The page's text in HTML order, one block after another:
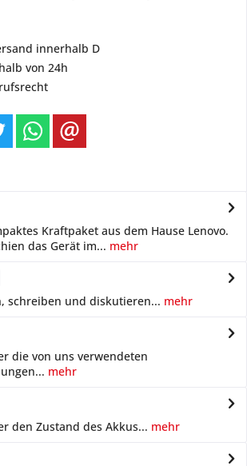
innerhalb D
von 24h
Kraftpaket aus dem Hause Lenovo.
das Gerät im... mehr
schreiben und diskutieren... mehr
die von uns verwendeten
mehr
den Zustand des Akkus... mehr